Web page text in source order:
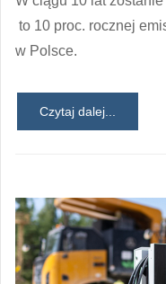
to 10 proc. rocznej
w Polsce.
Czytaj dalej...